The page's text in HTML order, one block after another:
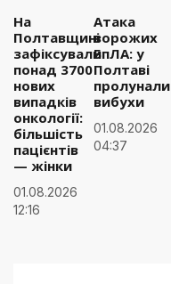
На
Полтавщині
зафіксували
понад 3700
нових
випадків
онкології:
більшість
пацієнтів
— жінки
01.08.2026
12:16
Атака
ворожих
БпЛА: у
Полтаві
пролунали
вибухи
01.08.2026
04:37